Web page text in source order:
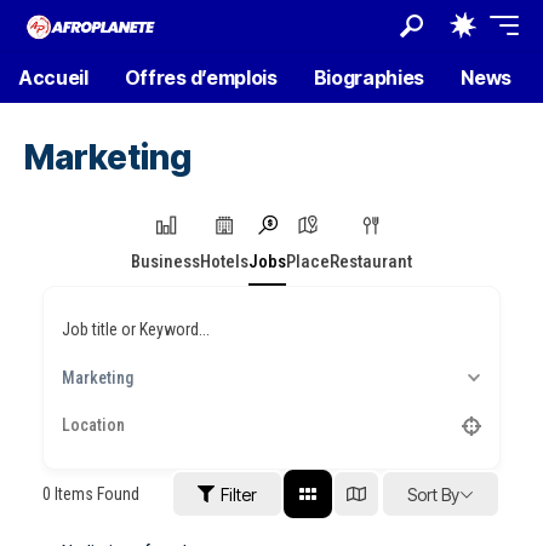
Accueil Offres d’emplois Biographies News
Marketing
BusinessHotelsJobsPlaceRestaurant
Job title or Keyword...
Marketing
0 Items Found Filter Sort By